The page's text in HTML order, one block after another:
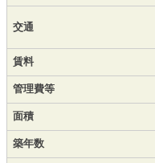
交通
賃料
管理費等
面積
築年数